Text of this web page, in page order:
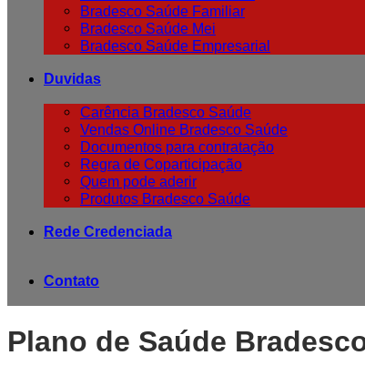
Bradesco Saúde Familiar
Bradesco Saúde Mei
Bradesco Saúde Empresarial
Duvidas
Carência Bradesco Saúde
Vendas Online Bradesco Saúde
Documentos para contratação
Regra de Coparticipação
Quem pode aderir
Produtos Bradesco Saúde
Rede Credenciada
Contato
Plano de Saúde